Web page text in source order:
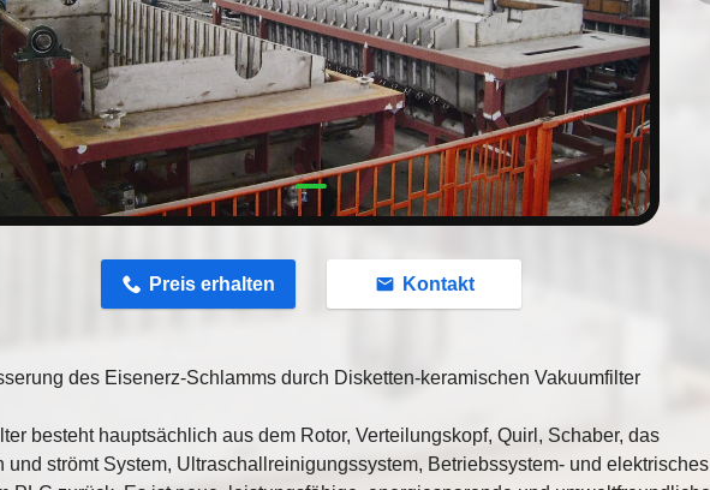
Preis erhalten Kontakt
des Eisenerz-Schlamms durch Disketten-keramischen Vakuumfilter
besteht hauptsächlich aus dem Rotor, Verteilungskopf, Quirl, Schaber, das
und strömt System, Ultraschallreinigungssystem, Betriebssystem- und elektrisches